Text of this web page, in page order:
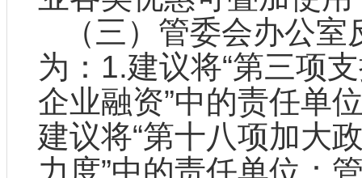
（三）管委会办公
为：1.建议将“第三项
企业融资”中的责任单
建议将“第十八项加大